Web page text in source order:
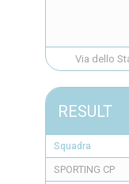
Via dello
RESULT
Squadra
SPORTING CP